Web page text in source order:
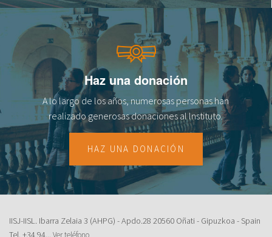
20
23
Haz una donación
A lo largo de los años, numerosas personas han
realizado generosas donaciones al lnstituto.
HAZ UNA DONACIÓN
IISJ-IISL. Ibarra Zelaia 3 (AHPG) - Apdo.28 20560 Oñati - Gipuzkoa - Spain
Tel. +34 94... Ver teléfono